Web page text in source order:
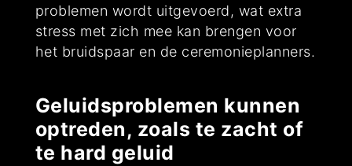
problemen wordt uitgevoerd, wat extra
stress met zich mee kan brengen voor
het bruidspaar en de ceremonieplanners.
Geluidsproblemen kunnen
optreden, zoals te zacht of
te hard geluid